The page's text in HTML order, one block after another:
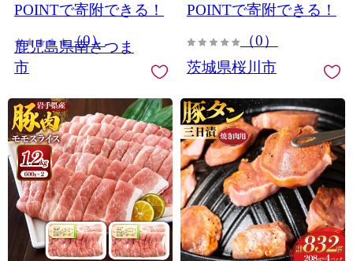
POINTで寄附できる！
（0）
鹿児島県南さつま
市
POINTで寄附できる！
（0）
茨城県桜川市